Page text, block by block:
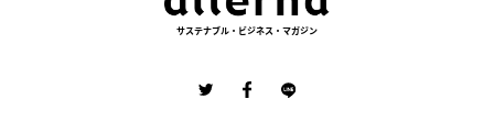
サステナブル・ビジネス・マガジン